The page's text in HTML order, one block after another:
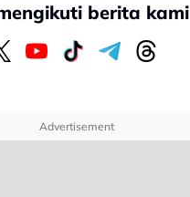
berita kami
Advertisement